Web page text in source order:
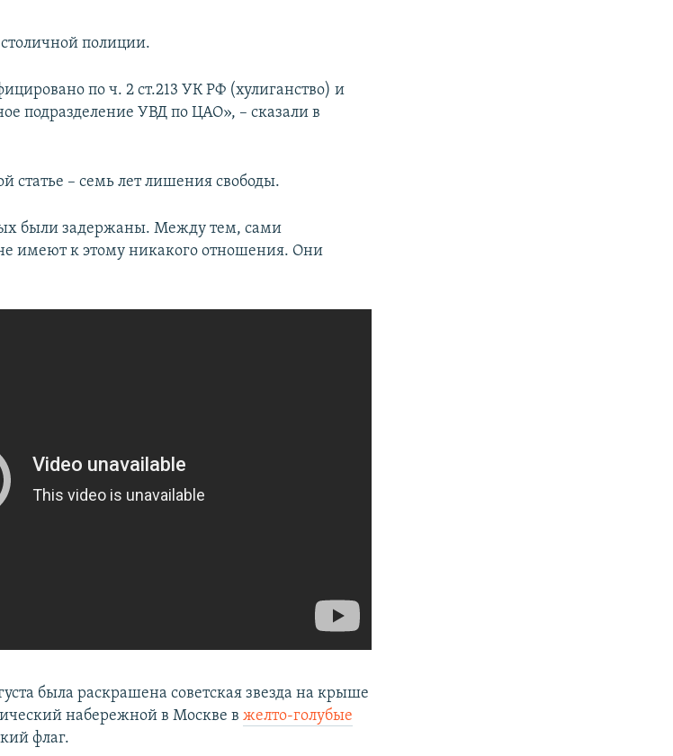
полиции.
по ч. 2 ст.213 УК РФ (хулиганство) и
подразделение УВД по ЦАО», – сказали в
статье – семь лет лишения свободы.
были задержаны. Между тем, сами
имеют к этому никакого отношения. Они
была раскрашена советская звезда на крыше
набережной в Москве вжелто-голубые
флаг.